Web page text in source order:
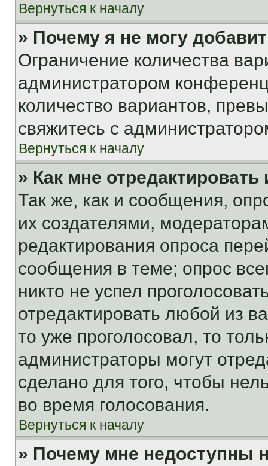
Вернуться к началу
» Почему я не могу
Ограничение количества
администратором
количество вариантов,
свяжитесь с
Вернуться к началу
» Как мне
Так же, как и сообщения,
их создателями,
редактирования опроса
сообщения в теме; опрос
никто не успел
отредактировать любой из
то уже проголосовал, то
администраторы могут
сделано для того, чтобы
во время голосования.
Вернуться к началу
» Почему мне недоступны